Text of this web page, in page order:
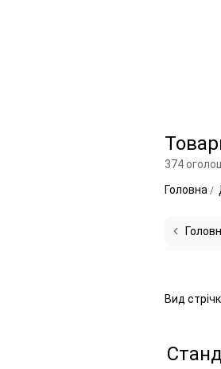
374
Головна
Садовий
Товари
Вид